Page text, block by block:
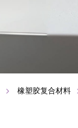
橡塑胶复合材料